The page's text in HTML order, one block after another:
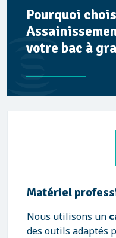
Pourquoi
votre bac à
Matériel
Nous utilisons un
des outils adaptés